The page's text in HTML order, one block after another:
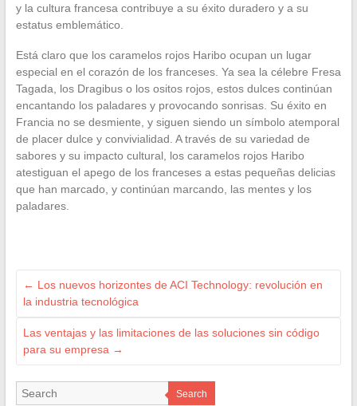
y la cultura francesa contribuye a su éxito duradero y a su
estatus emblemático.
Está claro que los caramelos rojos Haribo ocupan un lugar
especial en el corazón de los franceses. Ya sea la célebre Fresa
Tagada, los Dragibus o los ositos rojos, estos dulces continúan
encantando los paladares y provocando sonrisas. Su éxito en
Francia no se desmiente, y siguen siendo un símbolo atemporal
de placer dulce y convivialidad. A través de su variedad de
sabores y su impacto cultural, los caramelos rojos Haribo
atestiguan el apego de los franceses a estas pequeñas delicias
que han marcado, y continúan marcando, las mentes y los
paladares.
← Los nuevos horizontes de ACI Technology: revolución en
la industria tecnológica
Las ventajas y las limitaciones de las soluciones sin código
para su empresa →
Search